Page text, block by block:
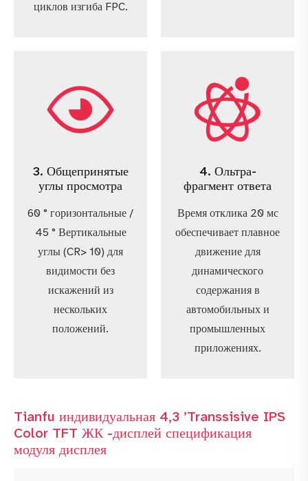
циклов изгиба FPC.
3. Общепринятые
углы просмотра
60 ° горизонтальные /
45 ° Вертикальные
углы (CR> 10) для
видимости без
искажений из
нескольких
положений.
4. Ольтра-
фрагмент ответа
Время отклика 20 мс
обеспечивает плавное
движение для
динамического
содержания в
автомобильных и
промышленных
приложениях.
Tianfu индивидуальная 4,3 ’Transsisive IPS
Color TFT ЖК -дисплей спецификация
модуля дисплея